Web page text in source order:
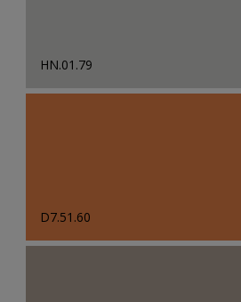
HN.01.79
D7.51.60